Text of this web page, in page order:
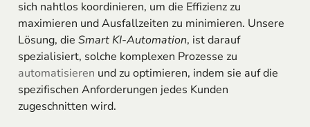
sich nahtlos koordinieren, um die Effizienz zu
maximieren und Ausfallzeiten zu minimieren. Unsere
Lösung, die Smart KI-Automation, ist darauf
spezialisiert, solche komplexen Prozesse zu
automatisieren und zu optimieren, indem sie auf die
spezifischen Anforderungen jedes Kunden
zugeschnitten wird.